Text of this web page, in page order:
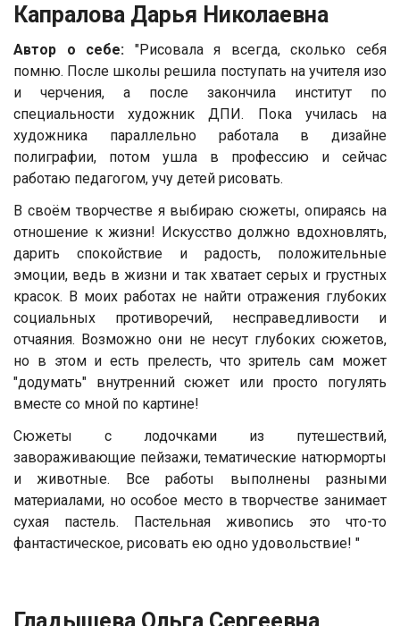
Капралова Дарья Николаевна
Автор о себе: "Рисовала я всегда, сколько себя
помню. После школы решила поступать на учителя изо
и черчения, а после закончила институт по
специальности художник ДПИ. Пока училась на
художника параллельно работала в дизайне
полиграфии, потом ушла в профессию и сейчас
работаю педагогом, учу детей рисовать.
В своём творчестве я выбираю сюжеты, опираясь на
отношение к жизни! Искусство должно вдохновлять,
дарить спокойствие и радость, положительные
эмоции, ведь в жизни и так хватает серых и грустных
красок. В моих работах не найти отражения глубоких
социальных противоречий, несправедливости и
отчаяния. Возможно они не несут глубоких сюжетов,
но в этом и есть прелесть, что зритель сам может
"додумать" внутренний сюжет или просто погулять
вместе со мной по картине!
Сюжеты с лодочками из путешествий,
завораживающие пейзажи, тематические натюрморты
и животные. Все работы выполнены разными
материалами, но особое место в творчестве занимает
сухая пастель. Пастельная живопись это что-то
фантастическое, рисовать ею одно удовольствие! "